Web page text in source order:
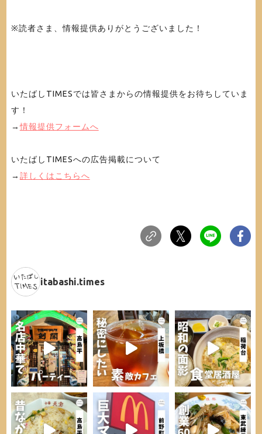
※読者さま、情報提供ありがとうございました！
いたばしTIMESでは皆さまからの情報提供をお待ちしていま
す！
→情報提供フォームへ
いたばしTIMESへの広告掲載について
→ 詳しくはこちらへ
itabashi.times